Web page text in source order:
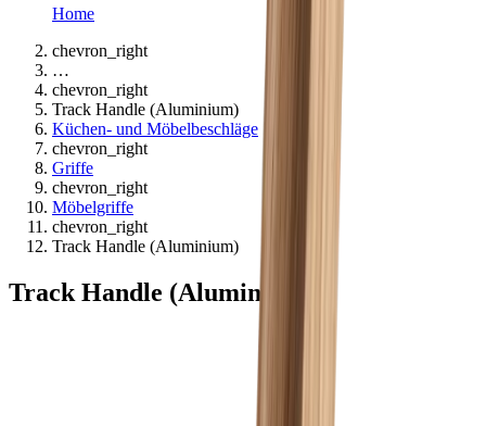
Home
chevron_right
…
chevron_right
Track Handle (Aluminium)
Küchen- und Möbelbeschläge
chevron_right
Griffe
chevron_right
Möbelgriffe
chevron_right
Track Handle (Aluminium)
Track Handle (Aluminium)